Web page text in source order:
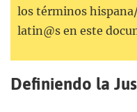
los términos
latin@s en este
Definiendo la